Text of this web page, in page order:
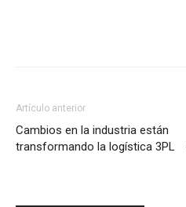
Artículo anterior
Cambios en la industria están
transformando la logística 3PL